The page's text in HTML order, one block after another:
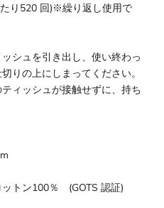
り520 回)※繰り返し使用で
シュを引き出し、使い終わっ
りの上にしまってください。
ィッシュが接触せずに、持ち
ットン100％ (GOTS 認証)